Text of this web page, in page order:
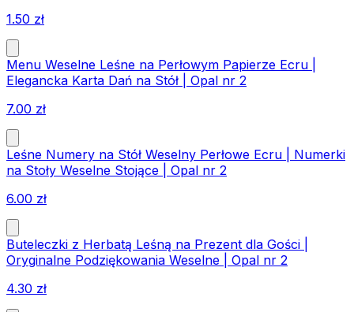
1.50 zł
Menu Weselne Leśne na Perłowym Papierze Ecru |
Elegancka Karta Dań na Stół | Opal nr 2
7.00 zł
Leśne Numery na Stół Weselny Perłowe Ecru | Numerki
na Stoły Weselne Stojące | Opal nr 2
6.00 zł
Buteleczki z Herbatą Leśną na Prezent dla Gości |
Oryginalne Podziękowania Weselne | Opal nr 2
4.30 zł